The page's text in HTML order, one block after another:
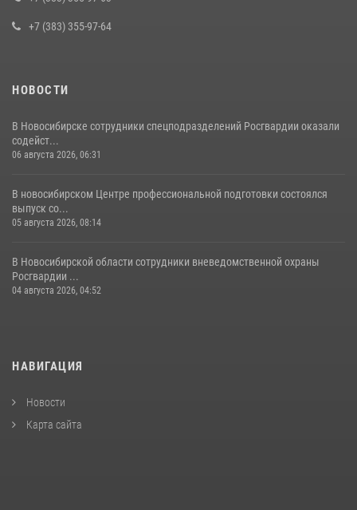
29 июля 2026, 05:19
+7 (383) 355-97-64
НОВОСТИ
В Новосибирске сотрудники спецподразделений Росгвардии оказали
содейст...
06 августа 2026, 06:31
В новосибирском Центре профессиональной подготовки состоялся
выпуск со...
05 августа 2026, 08:14
В Новосибирской области сотрудники вневедомственной охраны
Росгвардии ...
04 августа 2026, 04:52
НАВИГАЦИЯ
Новости
Карта сайта